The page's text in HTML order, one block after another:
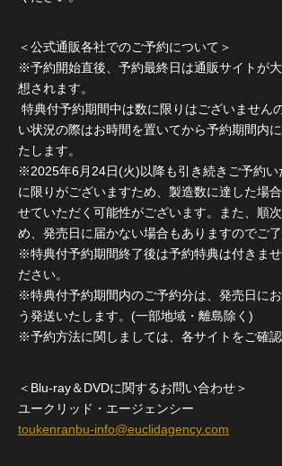
＜公式通販各社でのご予約について＞
※予約開始直後、予約最終日は通販サイトが
想されます。
特典付予約期間中は数に限りはございません
い状況の際はお時間を置いてから予約期間内
たします。
※2025年6月24日(火)以降も引き続きご予約い
に限りがございますため、製造数に達した場
せていただく可能性がございます。また、順
め、発売日に届かない場合もありますのでご了
※特典付予約期間終了後は予約特典は付きま
ださい。
※特典付予約期間内のご予約分は、発売日に
う発送いたします。(一部地域・離島除く)
※予約方法に関しましては、各サイトをご確認
＜Blu-ray＆DVDに関するお問い合わせ＞
ユークリッド・エージェンシー
toukenranbu-info@euclidagency.com